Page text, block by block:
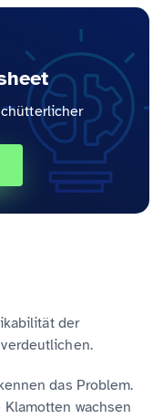
der
das Problem.
wachsen